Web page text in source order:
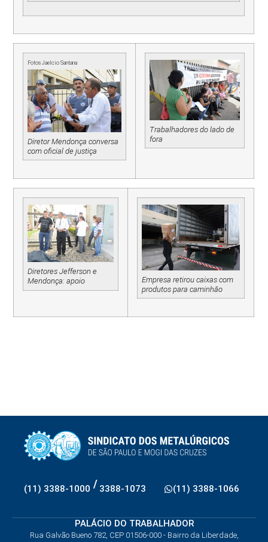
Fotos Jaelcio Santana
Diretor Mendonça conversa
com oficial de justiça
Trabalhadores do lado de
fora
Diretores Jefferson e
Mendonça: apoio
Empresa retirou caixas com
produtos para caminhão
(11) 3388-1000 / 3388-1073 (11) 3388-1066
PALÁCIO DO TRABALHADOR
Rua Galvão Bueno 782, CEP 01506-000 - Bairro da Liberdade,